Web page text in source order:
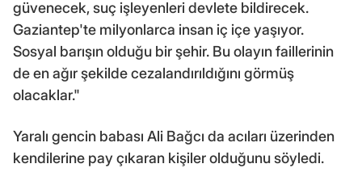
güvenecek, suç işleyenleri devlete bildirecek.
Gaziantep'te milyonlarca insan iç içe yaşıyor.
Sosyal barışın olduğu bir şehir. Bu olayın faillerinin
de en ağır şekilde cezalandırıldığını görmüş
olacaklar."
Yaralı gencin babası Ali Bağcı da acıları üzerinden
kendilerine pay çıkaran kişiler olduğunu söyledi.